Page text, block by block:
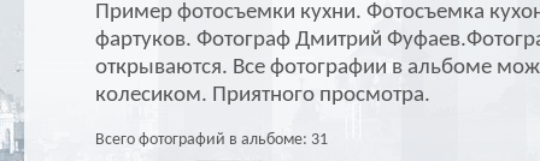
Пример фотосъемки кухни. Фотосъемка
фартуков. Фотограф Дмитрий
открываются. Все фотографии в альбоме
колесиком. Приятного просмотра.
Всего фотографий в альбоме: 31